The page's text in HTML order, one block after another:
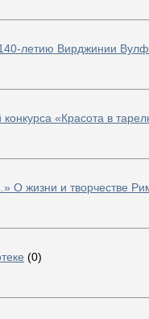
летию Вирджинии Вулф
«Красота в
О жизни и творчестве
(0)